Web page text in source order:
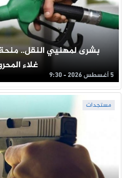
بشرى لمهنيي النقل..
غلاء
5 أغسطس 2026 - 9:30
مستجدات